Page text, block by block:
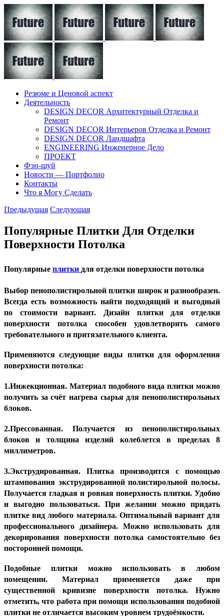
Резюме и Ценовой аспект
Деятельность
DESIGN DECOR Архитектурный Отделка и
Ремонт
DESIGN DECOR Интерьеров Отделка и Ремонт
DESIGN DECOR Ландшафта
ENGINEERING Инженерное Дело
ПРОЕКТ
Фэн-шуй
Новости — Портфолио
Контакты
Что я Могу Сделать
Предыдущая Следующая
Популярные Плитки Для Отделки
Поверхности Потолка
Популярные плитки для отделки поверхности потолка
Выбор пенополистирольной плитки широк и разнообразен.
Всегда есть возможность найти подходящий и выгодный
по стоимости вариант. Дизайн плитки для отделки
поверхности потолка способен удовлетворить самого
требовательного и притязательного клиента.
Применяются следующие виды плитки для оформления
поверхности потолка:
1.Инжекционная. Материал подобного вида плитки можно
получить за счёт нагрева сырья для пенополистирольных
блоков.
2.Прессованная. Получается из пенополистирольных
блоков и толщина изделий колеблется в пределах 8
миллиметров.
3.Экструдированная. Плитка производится с помощью
штампования экструдированной полистирольной полосы.
Получается гладкая и ровная поверхность плитки. Удобно
и выгодно пользоваться. При желании можно придать
плитке вид любого материала. Оптимальный вариант для
профессионального дизайнера. Можно использовать для
декорирования поверхности потолка самостоятельно без
посторонней помощи.
Подобные плитки можно использовать в любом
помещении. Материал применяется даже при
существенной кривизне поверхности потолка. Нужно
отметить, что работа при помощи использования подобной
плитки не отличается высоким уровнем трудоёмкости.